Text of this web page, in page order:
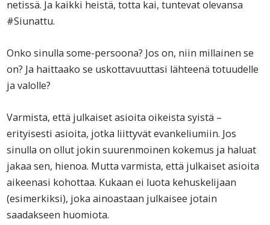
netissä. Ja kaikki heistä, totta kai, tuntevat olevansa
#Siunattu.
Onko sinulla some-persoona? Jos on, niin millainen se
on? Ja haittaako se uskottavuuttasi lähteenä totuudelle
ja valolle?
Varmista, että julkaiset asioita oikeista syistä –
erityisesti asioita, jotka liittyvät evankeliumiin. Jos
sinulla on ollut jokin suurenmoinen kokemus ja haluat
jakaa sen, hienoa. Mutta varmista, että julkaiset asioita
aikeenasi kohottaa. Kukaan ei luota kehuskelijaan
(esimerkiksi), joka ainoastaan julkaisee jotain
saadakseen huomiota.